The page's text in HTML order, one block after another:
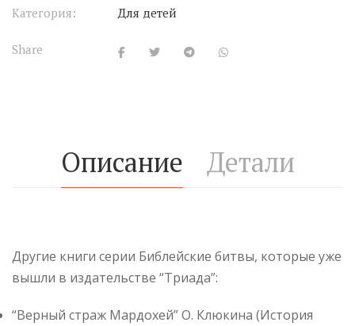
Категория: Для детей
Share
Описание Детали
Другие книги серии Библейские битвы, которые уже
вышли в издательстве “Триада”:
“Верный страж Мардохей” О. Клюкина (История